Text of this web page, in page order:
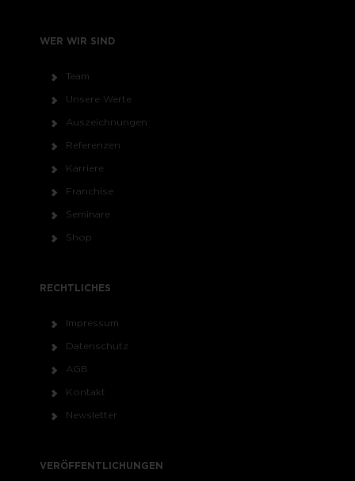
WER WIR SIND
Team
Unsere Werte
Auszeichnungen
Referenzen
Karriere
Franchise
Seminare
Shop
RECHTLICHES
Impressum
Datenschutz
AGB
Kontakt
Newsletter
VERÖFFENTLICHUNGEN